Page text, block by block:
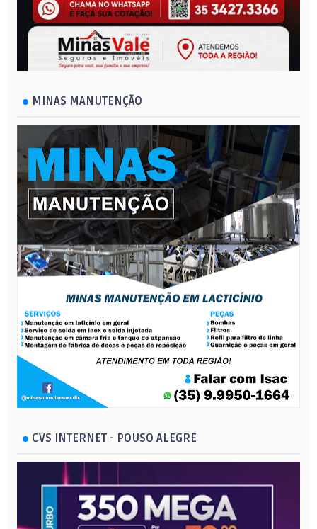
MINAS MANUTENÇÃO
CVS INTERNET - POUSO ALEGRE